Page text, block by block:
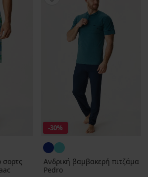
σορτς
-30%
Ανδρική βαμβακερή πιτζάμα
Pedro